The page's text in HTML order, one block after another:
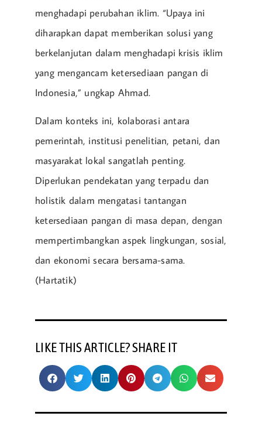
menghadapi perubahan iklim. “Upaya ini
diharapkan dapat memberikan solusi yang
berkelanjutan dalam menghadapi krisis iklim
yang mengancam ketersediaan pangan di
Indonesia,” ungkap Ahmad.
Dalam konteks ini, kolaborasi antara
pemerintah, institusi penelitian, petani, dan
masyarakat lokal sangatlah penting.
Diperlukan pendekatan yang terpadu dan
holistik dalam mengatasi tantangan
ketersediaan pangan di masa depan, dengan
mempertimbangkan aspek lingkungan, sosial,
dan ekonomi secara bersama-sama.
(Hartatik)
LIKE THIS ARTICLE? SHARE IT